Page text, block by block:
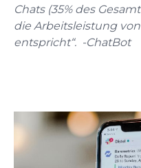
Chats (35% des
die Arbeitsleistung von
entspricht“. -ChatBot